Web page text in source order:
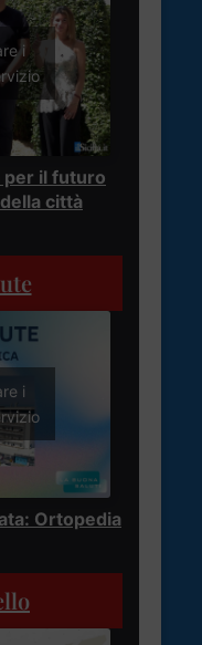
i
per il futuro
città
i
Ortopedia